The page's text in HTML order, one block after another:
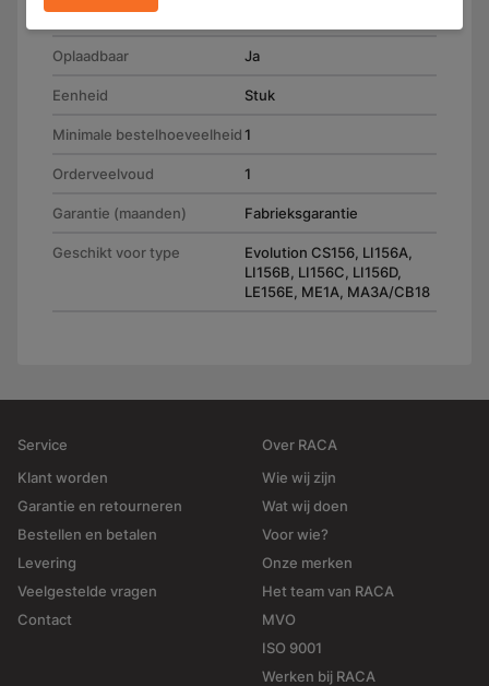
Gewicht (g)
Oplaadbaar Ja
Eenheid Stuk
Minimale bestelhoeveelheid1
Orderveelvoud 1
Garantie (maanden) Fabrieksgarantie
Geschikt voor type
Evolution CS156, LI156A,
LI156B, LI156C, LI156D,
LE156E, ME1A, MA3A/CB18
Service
Klant worden
Garantie en retourneren
Bestellen en betalen
Levering
Veelgestelde vragen
Contact
Over RACA
Wie wij zijn
Wat wij doen
Voor wie?
Onze merken
Het team van RACA
MVO
ISO 9001
Werken bij RACA